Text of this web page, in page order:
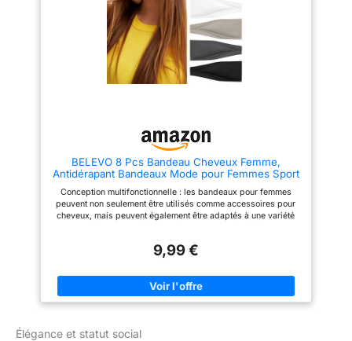
ce soit au bureau, lors des
courses ou lors d'événements
sociaux, il vous permet de
montrer votre élégance à tout
moment. 👍 Le bandeau running
femme a une élasticité
exceptionnelle, une taille unique
utilisation. 👍 Léger et facile à
transporter, le bandeaux mode
pour femmes peut être glissé
facilement dans une poche, un
offrant une commodité
d'utilisation partout et à tout
moment.
styles vestimentaires. Que ce
soit pour une occasion
décontractée ou formelle, il
rehausse votre look, met en
valeur votre personnalité et
attire facilement les regards.
Utilisation Polyvalente: Il
porter seul ou avec d'autres
style, ou l'utiliser comme
accessoire de photographie ou
tenue de fête. Il est très pratique
et offre de nombreuses
possibilités d'expression.
occasions importantes telles
que les anniversaires, les fêtes,
etc. Offrez-le à vos proches
BELEVO 8 Pcs Bandeau Cheveux Femme,
Antidérapant Bandeaux Mode pour Femmes Sport
Cheveux Adapté Yoga Fitness Exercice
Conception multifonctionnelle : les bandeaux pour femmes
peuvent non seulement être utilisés comme accessoires pour
cheveux, mais peuvent également être adaptés à une variété
sont principalement constitués de polyester et d'élasthanne.Ils
absorber la sueur, sont doux et élastiques et ne causeront pas
de marques lorsqu'ils sont portés pendant une longue période.
Style tendance : le bandeau a un design plié de couleur unie
disponibles : 8 couleurs de bandeaux sont disponibles parmi
9,99 €
Élégance et statut social